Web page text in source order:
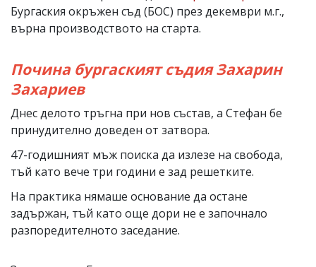
Бургаския окръжен съд (БОС) през декември м.г.,
върна производството на старта.
Почина бургаският съдия Захарин
Захариев
Днес делото тръгна при нов състав, а Стефан бе
принудително доведен от затвора.
47-годишният мъж поиска да излезе на свобода,
тъй като вече три години е зад решетките.
На практика нямаше основание да остане
задържан, тъй като още дори не е започнало
разпоредителното заседание.